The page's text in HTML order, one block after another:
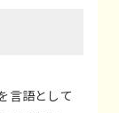
言語として